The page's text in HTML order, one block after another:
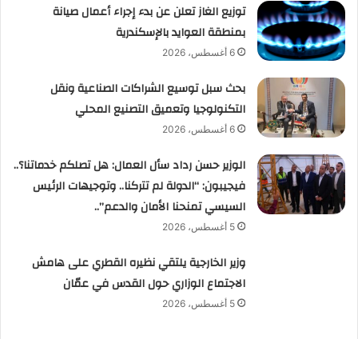
توزيع الغاز تعلن عن بدء إجراء أعمال صيانة
بمنطقة العوايد بالإسكندرية
6 أغسطس، 2026
بحث سبل توسيع الشراكات الصناعية ونقل
التكنولوجيا وتعميق التصنيع المحلي
6 أغسطس، 2026
الوزير حسن رداد سأل العمال: هل تصلكم خدماتنا؟..
فيجيبون: “الدولة لم تتركنا.. وتوجيهات الرئيس
السيسي تمنحنا الأمان والدعم”..
5 أغسطس، 2026
وزير الخارجية يلتقي نظيره القطري على هامش
الاجتماع الوزاري حول القدس في عمّان
5 أغسطس، 2026